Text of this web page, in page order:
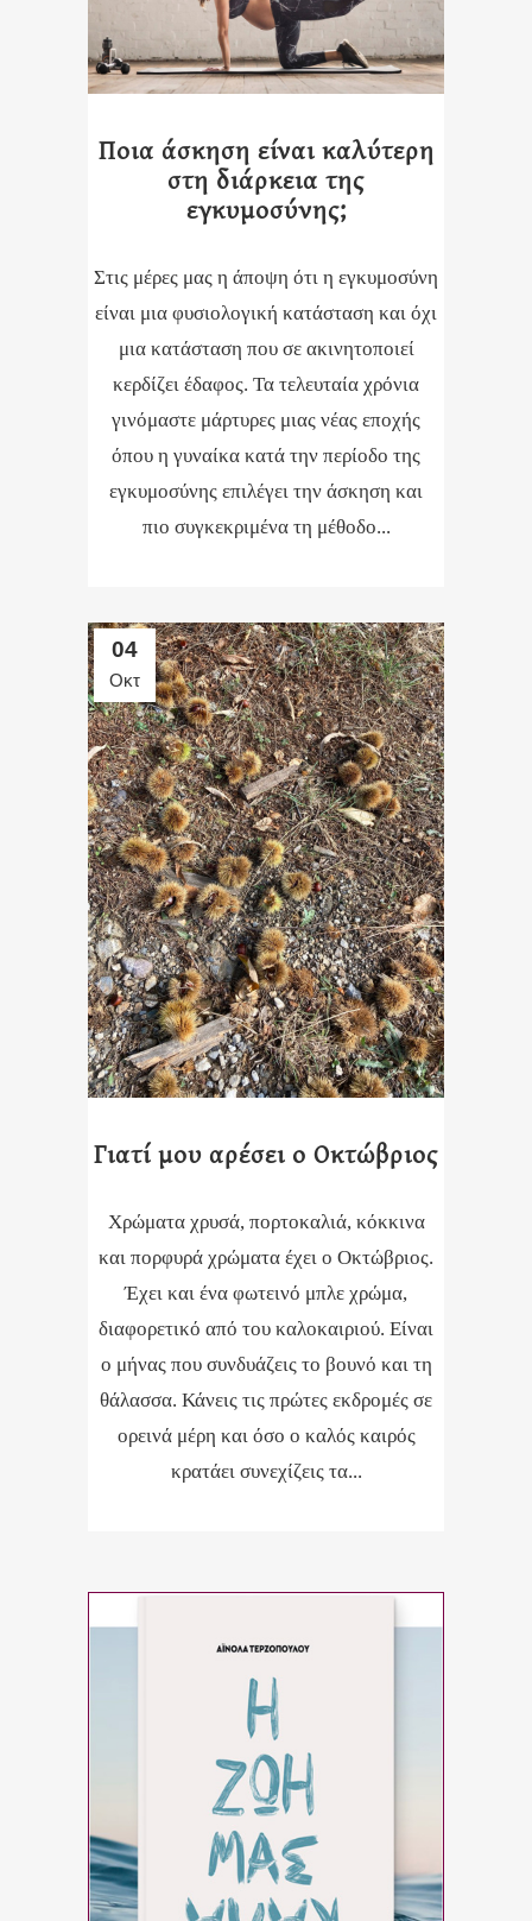
Ποια άσκηση είναι καλύτερη
στη διάρκεια της
εγκυμοσύνης;
Στις μέρες μας η άποψη ότι η εγκυμοσύνη
είναι μια φυσιολογική κατάσταση και όχι
μια κατάσταση που σε ακινητοποιεί
κερδίζει έδαφος. Τα τελευταία χρόνια
γινόμαστε μάρτυρες μιας νέας εποχής
όπου η γυναίκα κατά την περίοδο της
εγκυμοσύνης επιλέγει την άσκηση και
πιο συγκεκριμένα τη μέθοδο...
04
Οκτ
Γιατί μου αρέσει ο Οκτώβριος
Χρώματα χρυσά, πορτοκαλιά, κόκκινα
και πορφυρά χρώματα έχει ο Οκτώβριος.
Έχει και ένα φωτεινό μπλε χρώμα,
διαφορετικό από του καλοκαιριού. Είναι
ο μήνας που συνδυάζεις το βουνό και τη
θάλασσα. Κάνεις τις πρώτες εκδρομές σε
ορεινά μέρη και όσο ο καλός καιρός
κρατάει συνεχίζεις τα...